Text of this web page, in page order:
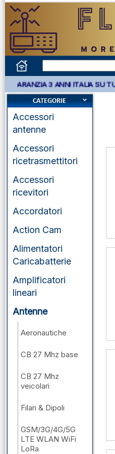
3 ANNI ITALIA SU
Accessori
antenne
Accessori
ricetrasmettitori
Accessori
ricevitori
Accordatori
Action Cam
Alimentatori
Caricabatterie
Amplificatori
lineari
Antenne
Aeronautiche
CB 27 Mhz base
CB 27 Mhz
veicolari
Filari & Dipoli
GSM/3G/4G/5G
LTE WLAN WiFi
LoRa